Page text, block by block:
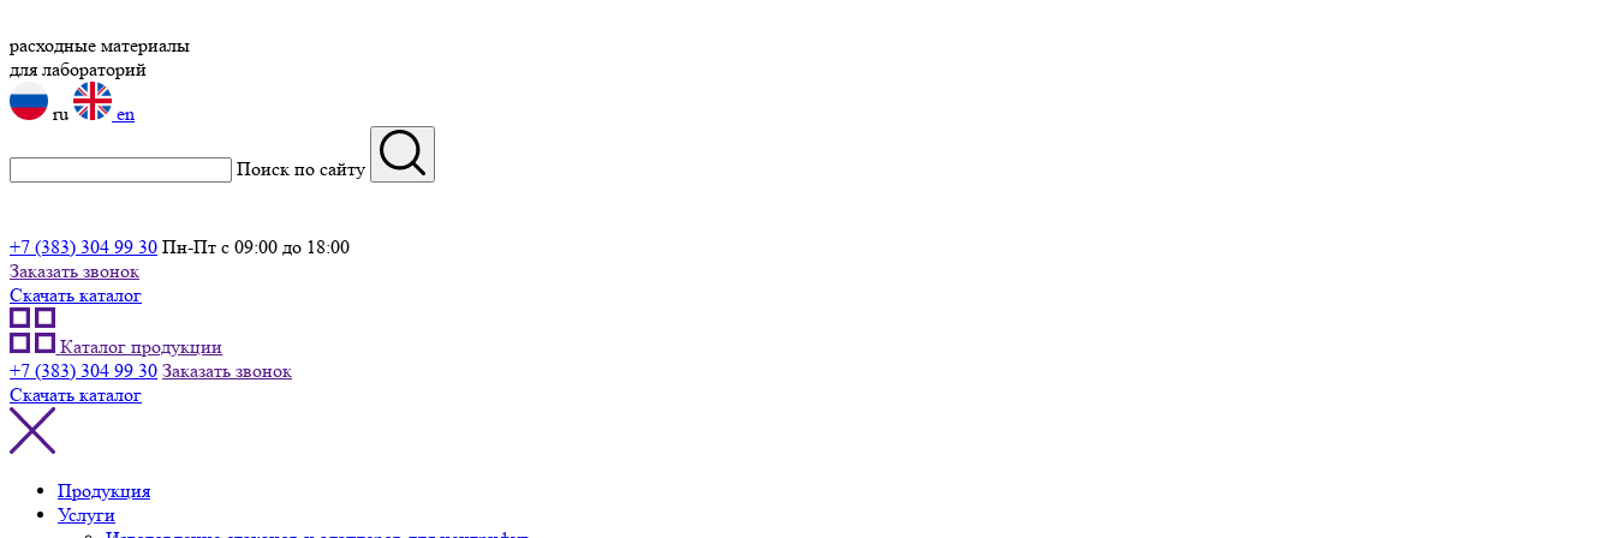
расходные материалы
для лабораторий
ru
en
Поиск по сайту
+7 (383) 304 99 30 Пн-Пт с 09:00 до 18:00
Заказать звонок
Скачать каталог
Каталог продукции
+7 (383) 304 99 30 Заказать звонок
Скачать каталог
Продукция
Услуги